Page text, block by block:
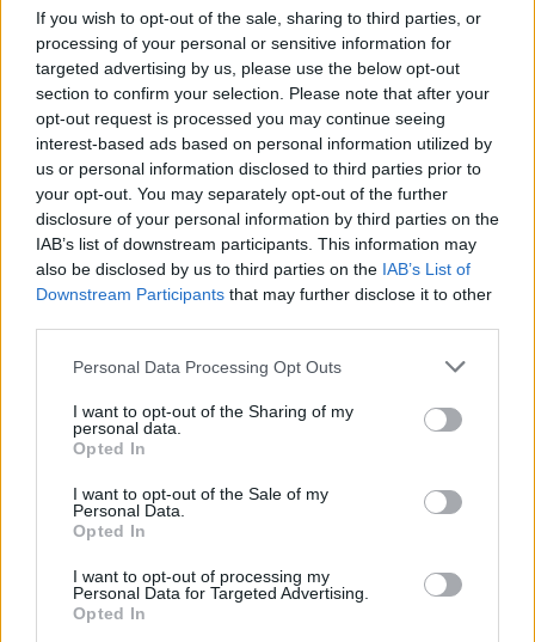
If you wish to opt-out of the sale, sharing to third parties, or
processing of your personal or sensitive information for
targeted advertising by us, please use the below opt-out
section to confirm your selection. Please note that after your
opt-out request is processed you may continue seeing
interest-based ads based on personal information utilized by
us or personal information disclosed to third parties prior to
your opt-out. You may separately opt-out of the further
disclosure of your personal information by third parties on the
IAB’s list of downstream participants. This information may
also be disclosed by us to third parties on the IAB’s List of
Downstream Participants that may further disclose it to other
Personal Data Processing Opt Outs
I want to opt-out of the Sharing of my
personal data.
Opted In
I want to opt-out of the Sale of my
Personal Data.
Opted In
I want to opt-out of processing my
Personal Data for Targeted Advertising.
Opted In
00:02:08
A. Tapinas žmoną pakvietė į sceną: pora leidosi į
romantišką šokį
Žinios Pramogos
Visi įrašai
Žiūrimiausi įrašai
Vaizdai iš tragiškos avarijos Vilniaus r.: dviejų moterų ir
Žinios | Lietuvos diena
00:00:57
Savaitės vidurys nusimato karštas: temperatūra kils iki
32 laipsnių šilumos
Žinios | Orai